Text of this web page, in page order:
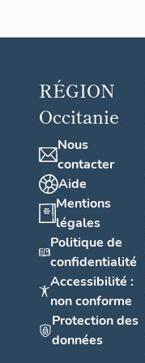
RÉGION
Occitanie
Nous
contacter
Aide
Mentions
légales
Politique de
confidentialité
Accessibilité :
non conforme
Protection des
données